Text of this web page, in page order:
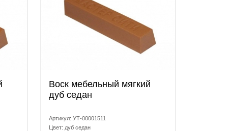
Воск мебельный мягкий
дуб седан
Артикул: УТ-00001511
Цвет: дуб седан